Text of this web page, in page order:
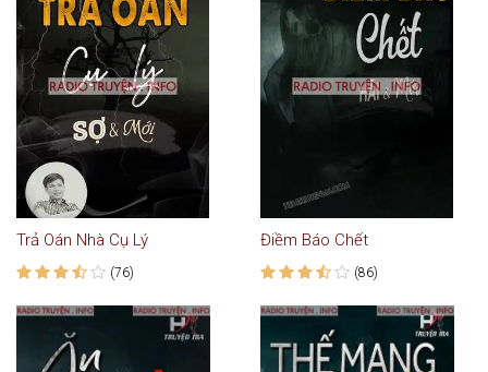
Trả Oán Nhà Cụ Lý
(76)
Điềm Báo Chết
(86)